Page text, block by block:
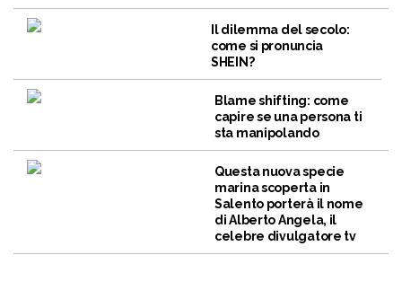
Il dilemma del secolo:
come si pronuncia
SHEIN?
Blame shifting: come
capire se una persona ti
sta manipolando
Questa nuova specie
marina scoperta in
Salento porterà il nome
di Alberto Angela, il
celebre divulgatore tv